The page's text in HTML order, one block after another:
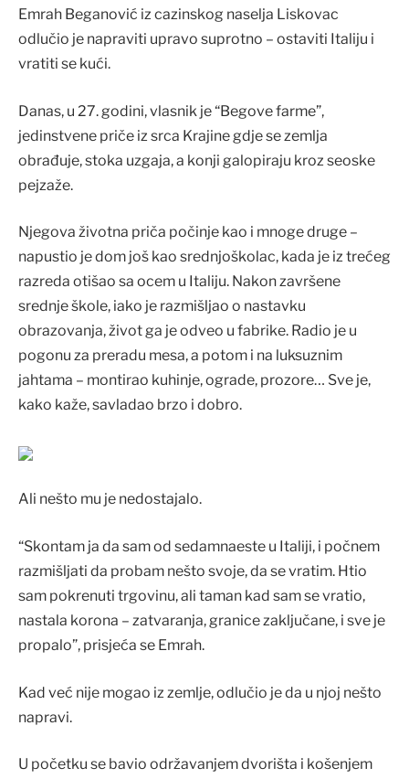
Emrah Beganović iz cazinskog naselja Liskovac
odlučio je napraviti upravo suprotno – ostaviti Italiju i
vratiti se kući.
Danas, u 27. godini, vlasnik je “Begove farme”,
jedinstvene priče iz srca Krajine gdje se zemlja
obrađuje, stoka uzgaja, a konji galopiraju kroz seoske
pejzaže.
Njegova životna priča počinje kao i mnoge druge –
napustio je dom još kao srednjoškolac, kada je iz trećeg
razreda otišao sa ocem u Italiju. Nakon završene
srednje škole, iako je razmišljao o nastavku
obrazovanja, život ga je odveo u fabrike. Radio je u
pogonu za preradu mesa, a potom i na luksuznim
jahtama – montirao kuhinje, ograde, prozore… Sve je,
kako kaže, savladao brzo i dobro.
Ali nešto mu je nedostajalo.
“Skontam ja da sam od sedamnaeste u Italiji, i počnem
razmišljati da probam nešto svoje, da se vratim. Htio
sam pokrenuti trgovinu, ali taman kad sam se vratio,
nastala korona – zatvaranja, granice zaključane, i sve je
propalo”, prisjeća se Emrah.
Kad već nije mogao iz zemlje, odlučio je da u njoj nešto
napravi.
U početku se bavio održavanjem dvorišta i košenjem